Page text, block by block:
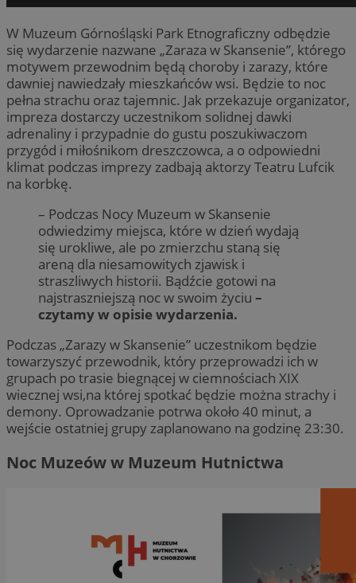
W Muzeum Górnośląski Park Etnograficzny odbędzie
się wydarzenie nazwane „Zaraza w Skansenie”, którego
motywem przewodnim będą choroby i zarazy, które
dawniej nawiedzały mieszkańców wsi. Będzie to noc
pełna strachu oraz tajemnic. Jak przekazuje organizator,
impreza dostarczy uczestnikom solidnej dawki
adrenaliny i przypadnie do gustu poszukiwaczom
przygód i miłośnikom dreszczowca, a o odpowiedni
klimat podczas imprezy zadbają aktorzy Teatru Lufcik
na korbkę.
– Podczas Nocy Muzeum w Skansenie
odwiedzimy miejsca, które w dzień wydają
się urokliwe, ale po zmierzchu staną się
areną dla niesamowitych zjawisk i
straszliwych historii. Bądźcie gotowi na
najstraszniejszą noc w swoim życiu –
czytamy w opisie wydarzenia.
Podczas „Zarazy w Skansenie” uczestnikom będzie
towarzyszyć przewodnik, który przeprowadzi ich w
grupach po trasie biegnącej w ciemnościach XIX
wiecznej wsi,na której spotkać będzie można strachy i
demony. Oprowadzanie potrwa około 40 minut, a
wejście ostatniej grupy zaplanowano na godzinę 23:30.
Noc Muzeów w Muzeum Hutnictwa